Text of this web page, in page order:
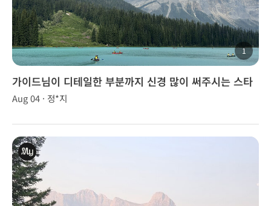
1
가이드님이 디테일한 부분까지 신경 많이 써주시는 스타
일이라 투어 내내 편하게 잘 다녀왔습니다.
Aug 04 · 정*지